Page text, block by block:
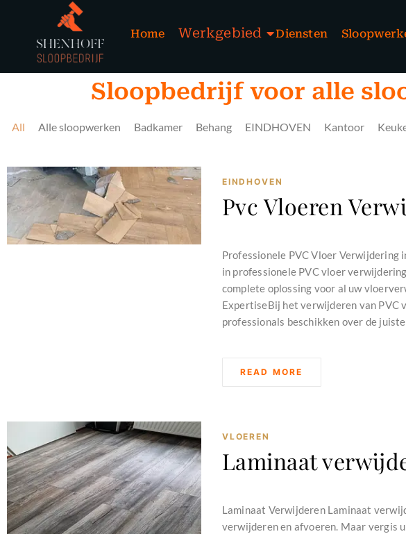
Home Werkgebied Diensten
Sloopbedrijf voor alle
All Alle sloopwerken Badkamer Behang EINDHOVEN Kantoor
EINDHOVEN
Pvc Vloeren
Professionele PVC Vloer Verwijdering
in professionele PVC vloer
complete oplossing voor al uw
ExpertiseBij het verwijderen van PVC
professionals beschikken over de
READ MORE
VLOEREN
Laminaat
Laminaat Verwijderen Laminaat
verwijderen en afvoeren. Maar vergis